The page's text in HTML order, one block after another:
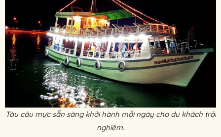
Tàu câu mực sẵn sàng khởi hành mỗi ngày cho du khách trải
nghiệm.